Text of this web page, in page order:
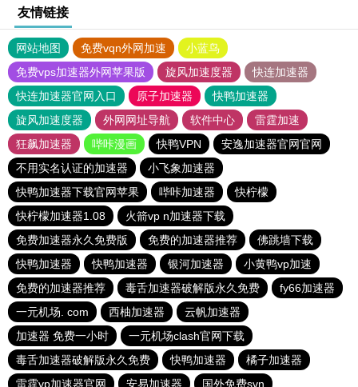
友情链接
网站地图 免费vqn外网加速
小蓝鸟
免费vps加速器外网苹果版
旋风加速度器
快连加速器
快连加速器官网入口
原子加速器
快鸭加速器
旋风加速度器
外网网址导航 软件中心
雷霆加速
狂飙加速器
哔咔漫画 快鸭VPN
安逸加速器官网官网
不用实名认证的加速器
小飞象加速器
快鸭加速器下载官网苹果
哔咔加速器
快柠檬
快柠檬加速器1.08
火箭vp n加速器下载
免费加速器永久免费版
免费的加速器推荐
佛跳墙下载
快鸭加速器
快鸭加速器 银河加速器
小黄鸭vp加速
免费的加速器推荐
毒舌加速器破解版永久免费
fy66加速器
一元机场. com
西柚加速器
云帆加速器
加速器 免费一小时
一元机场clash官网下载
毒舌加速器破解版永久免费
快鸭加速器
橘子加速器
雷霆vp加速器官网
安易加速器 国外免费svn